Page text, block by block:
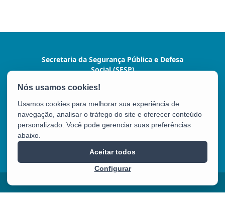
Secretaria da Segurança Pública e Defesa
Social (SESP)
Av. Marechal Mascarenhas de Moraes, nº 2355 -
CEP: 29050-625 - Vitória / ES
Tel.: (27) 3636-1500/9924
Usamos cookies para melhorar sua experiência de
navegação, analisar o tráfego do site e oferecer conteúdo
personalizado. Você pode gerenciar suas preferências
abaixo.
Configurar
Aceitar todos